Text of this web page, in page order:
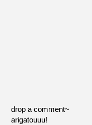
drop a comment~
arigatouuu!